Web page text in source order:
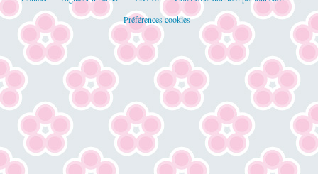
Préférences cookies